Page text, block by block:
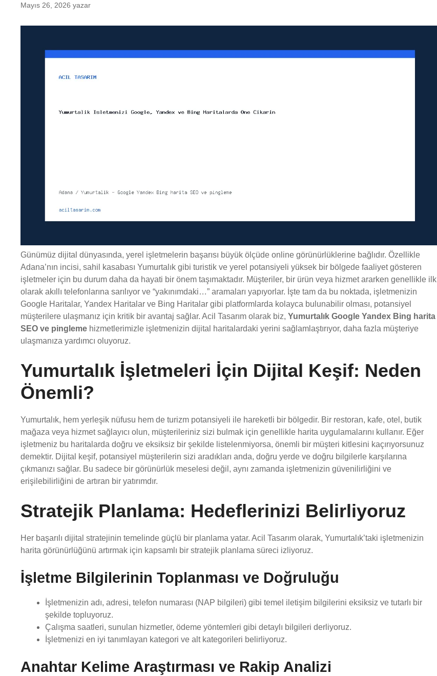
Mayıs 26, 2026 yazar
Günümüz dijital dünyasında, yerel işletmelerin başarısı büyük ölçüde online görünürlüklerine bağlıdır. Özellikle
Adana’nın incisi, sahil kasabası Yumurtalık gibi turistik ve yerel potansiyeli yüksek bir bölgede faaliyet gösteren
işletmeler için bu durum daha da hayati bir önem taşımaktadır. Müşteriler, bir ürün veya hizmet ararken genellikle ilk
olarak akıllı telefonlarına sarılıyor ve “yakınımdaki…” aramaları yapıyorlar. İşte tam da bu noktada, işletmenizin
Google Haritalar, Yandex Haritalar ve Bing Haritalar gibi platformlarda kolayca bulunabilir olması, potansiyel
müşterilere ulaşmanız için kritik bir avantaj sağlar. Acil Tasarım olarak biz, Yumurtalık Google Yandex Bing harita
SEO ve pingleme hizmetlerimizle işletmenizin dijital haritalardaki yerini sağlamlaştırıyor, daha fazla müşteriye
ulaşmanıza yardımcı oluyoruz.
Yumurtalık İşletmeleri İçin Dijital Keşif: Neden
Önemli?
Yumurtalık, hem yerleşik nüfusu hem de turizm potansiyeli ile hareketli bir bölgedir. Bir restoran, kafe, otel, butik
mağaza veya hizmet sağlayıcı olun, müşterileriniz sizi bulmak için genellikle harita uygulamalarını kullanır. Eğer
işletmeniz bu haritalarda doğru ve eksiksiz bir şekilde listelenmiyorsa, önemli bir müşteri kitlesini kaçırıyorsunuz
demektir. Dijital keşif, potansiyel müşterilerin sizi aradıkları anda, doğru yerde ve doğru bilgilerle karşılarına
çıkmanızı sağlar. Bu sadece bir görünürlük meselesi değil, aynı zamanda işletmenizin güvenilirliğini ve
erişilebilirliğini de artıran bir yatırımdır.
Stratejik Planlama: Hedeflerinizi Belirliyoruz
Her başarılı dijital stratejinin temelinde güçlü bir planlama yatar. Acil Tasarım olarak, Yumurtalık’taki işletmenizin
harita görünürlüğünü artırmak için kapsamlı bir stratejik planlama süreci izliyoruz.
İşletme Bilgilerinin Toplanması ve Doğruluğu
İşletmenizin adı, adresi, telefon numarası (NAP bilgileri) gibi temel iletişim bilgilerini eksiksiz ve tutarlı bir
şekilde topluyoruz.
Çalışma saatleri, sunulan hizmetler, ödeme yöntemleri gibi detaylı bilgileri derliyoruz.
İşletmenizi en iyi tanımlayan kategori ve alt kategorileri belirliyoruz.
Anahtar Kelime Araştırması ve Rakip Analizi